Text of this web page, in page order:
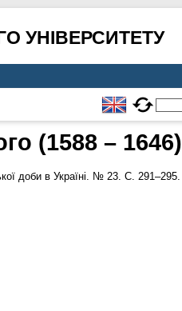
УНІВЕРСИТЕТУ
(1588 – 1646)
доби в Україні. № 23. С. 291–295.